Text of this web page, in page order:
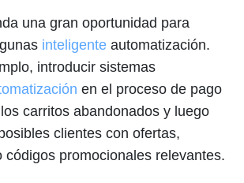
una gran oportunidad para
inteligente automatización.
introducir sistemas
en el proceso de pago
carritos abandonados y luego
clientes con ofertas,
códigos promocionales relevantes.